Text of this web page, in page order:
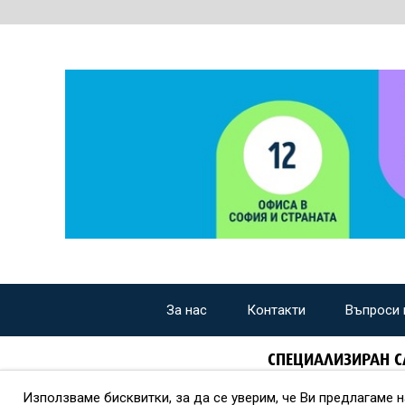
За нас Контакти Въпроси
СПЕЦИАЛИЗИРАН
Използваме бисквитки, за да се уверим, че Ви предлагаме